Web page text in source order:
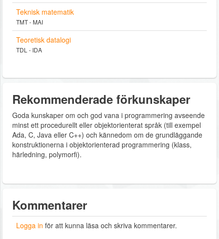
Teknisk matematik
TMT - MAI
Teoretisk datalogi
TDL - IDA
Rekommenderade förkunskaper
Goda kunskaper om och god vana i programmering avseende
minst ett procedurellt eller objektorienterat språk (till exempel
Ada, C, Java eller C++) och kännedom om de grundläggande
konstruktionerna i objektorienterad programmering (klass,
härledning, polymorfi).
Kommentarer
Logga in för att kunna läsa och skriva kommentarer.